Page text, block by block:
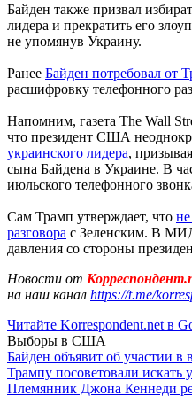
Байден также призвал
лидера и прекратить его
не упомянув Украину.
Ранее Байден потребовал от
расшифровку телефонного
Напомним, газета The Wall
что президент США
украинского лидера,
сына Байдена в Украине. В
июльского телефонного
Сам Трамп утверждает, что
разговора с Зеленским. В
давления со стороны
Новости от
на наш канал https://t.me/
Читайте Korrespondent.net в
Выборы в США
Байден объявит об участии в
Трампу посоветовали искать
Племянник Джона Кеннеди